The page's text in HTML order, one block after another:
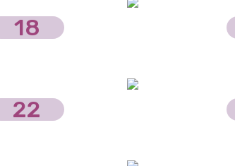
18
22